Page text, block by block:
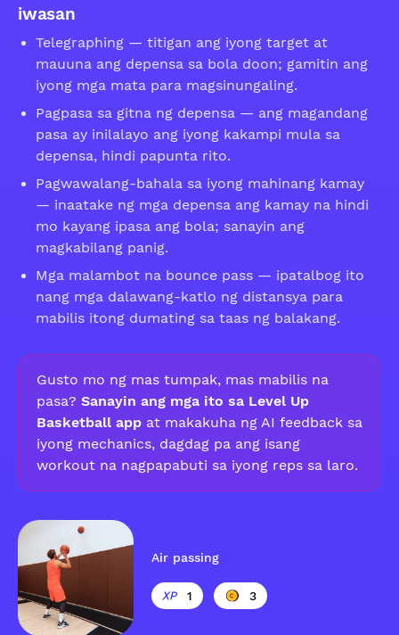
iwasan
Telegraphing — titigan ang iyong target at
mauuna ang depensa sa bola doon; gamitin ang
iyong mga mata para magsinungaling.
Pagpasa sa gitna ng depensa — ang magandang
pasa ay inilalayo ang iyong kakampi mula sa
depensa, hindi papunta rito.
Pagwawalang-bahala sa iyong mahinang kamay
— inaatake ng mga depensa ang kamay na hindi
mo kayang ipasa ang bola; sanayin ang
magkabilang panig.
Mga malambot na bounce pass — ipatalbog ito
nang mga dalawang-katlo ng distansya para
mabilis itong dumating sa taas ng balakang.
Gusto mo ng mas tumpak, mas mabilis na
pasa? Sanayin ang mga ito sa Level Up
Basketball app at makakuha ng AI feedback sa
iyong mechanics, dagdag pa ang isang
workout na nagpapabuti sa iyong reps sa laro.
Air passing
1 3